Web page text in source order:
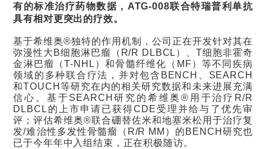
有的标准治疗药物数据，ATG-008联合特瑞普利单抗
具有相对更突出的疗效。
基于希维奥®独特的作用机制，公司正在开发针对其在
弥漫性大B细胞淋巴瘤（R/R DLBCL）、T细胞非霍奇
金淋巴瘤（T-NHL）和骨髓纤维化（MF）等不同疾病
领域的多种联合疗法，并对包含BENCH、SEARCH
和TOUCH等研究在内的相关研究数据和未来进展充满
信心。基于SEARCH研究的希维奥®用于治疗R/R
DLBCL的上市申请已获得CDE受理并给与了优先审
评；评估希维奥®联合硼替佐米和地塞米松用于治疗复
发/难治性多发性骨髓瘤（R/R MM）的BENCH研究也
已于今年年中入组结束，正在积极随访。